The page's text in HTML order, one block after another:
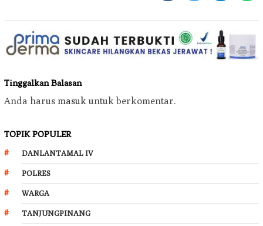
Tinggalkan Balasan
Anda harus masuk untuk berkomentar.
TOPIK POPULER
DANLANTAMAL IV
POLRES
WARGA
TANJUNGPINANG